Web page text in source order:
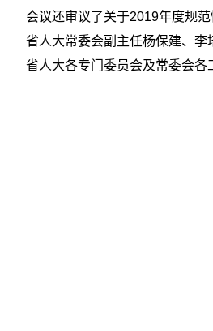
会议还审议了关于2019年度规
省人大常委会副主任杨保建、
省人大各专门委员会及常委会